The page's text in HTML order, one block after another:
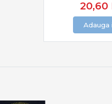
20,60
Adauga